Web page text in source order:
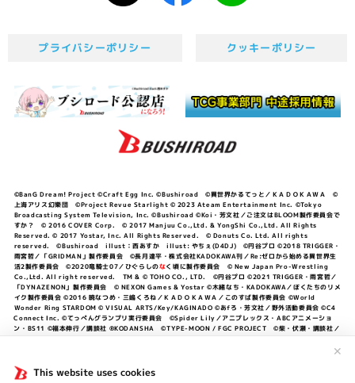
This website uses cookies
✕
プライバシーポリシー クッキーポリシー
©BanG Dream! Project ©Craft Egg Inc. ©Bushiroad ©異世界かるてっと／ＫＡＤＯＫＡＷＡ ©
上海アリス幻樂団 ©Project Revue Starlight © 2023 Ateam Entertainment Inc. ©Tokyo
Broadcasting System Television, Inc. ©Bushiroad ©Koi・芳文社／ご注文はBLOOM製作委員会で
すか？ © 2016 COVER Corp. © 2017 Manjuu Co.,Ltd. & YongShi Co.,Ltd. All Rights
Reserved. © 2017 Yostar, Inc. All Rights Reserved. © Donuts Co. Ltd. All rights
reserved. ©Bushiroad illust：西あすか illust: やちぇ(D4DJ) ©円谷プロ ©2018 TRIGGER・
雨宮哲／「GRIDMAN」製作委員会 ©長月達平・株式会社KADOKAWA刊／Re:ゼロから始める異世界生
活2製作委員会 ©2020竜騎士07／ひぐらしのなく頃に製作委員会 © New Japan Pro-Wrestling
Co.,Ltd. All right reserved. TM & © TOHO CO., LTD. ©円谷プロ ©2021 TRIGGER・雨宮哲／
「DYNAZENON」製作委員会 © NEXON Games & Yostar ©木緒なち・KADOKAWA／ぼくたちのリメ
イク製作委員会 ©2016 暁なつめ・三嶋くろね／ＫＡＤＯＫＡＷＡ／このすば製作委員会 ©World
Wonder Ring STARDOM © VISUAL ARTS/Key/KAGINADO ©あfろ・芳文社／野外活動委員会 ©C4
Connect Inc. ©てっぺんグランプリ実行委員会 ©Spider Lily／アニプレックス・ABCアニメーショ
ン・BS11 ©福本伸行／講談社 ®KODANSHA ©TYPE-MOON / FGC PROJECT ©柴・伏瀬・講談社／
©中村力斗・野澤ゆき子／集英社・君のことが大大大大大好きな製作委員会 ©IIS-P／ぽんのみち製作委
員会 ©円谷プロ ©2023 TRIGGER・雨宮哲／「劇場版グリッドマンユニバース」製作委員会 © NEXON